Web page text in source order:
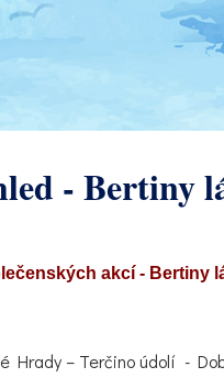
- Bertiny
akcí - Bertiny
– Terčino údolí - Dobrá